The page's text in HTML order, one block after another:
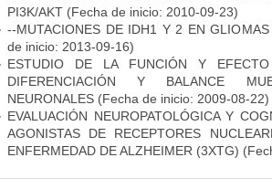
PI3K/AKT (Fecha de inicio: 2010-09-23)
--MUTACIONES DE IDH1 Y 2 EN
de inicio: 2013-09-16)
ESTUDIO DE LA FUNCIÓN Y
DIFERENCIACIÓN Y BALANCE
NEURONALES (Fecha de inicio: 2009-08-22)
EVALUACIÓN NEUROPATOLÓGICA Y
AGONISTAS DE RECEPTORES
ENFERMEDAD DE ALZHEIMER (3XTG)